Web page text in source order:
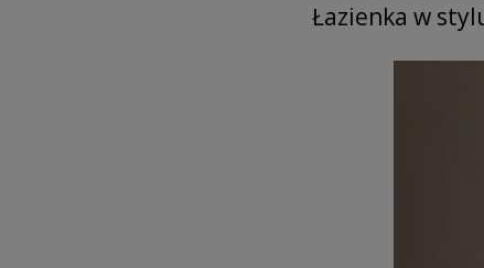
Łazienka w